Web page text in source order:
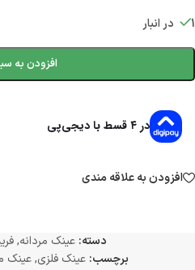
1 در انبار
افزودن به
در ۴ قسط با دیجی‌پی
افزودن به علاقه مندی
دسته: عینک مردانه,
برچسب: عینک فلزی, عینک